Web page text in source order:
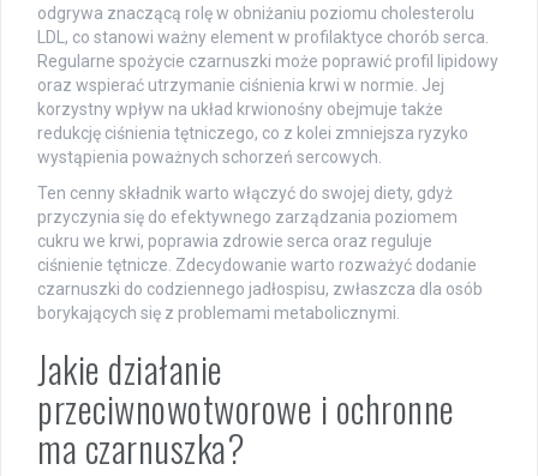
odgrywa znaczącą rolę w obniżaniu poziomu cholesterolu
LDL, co stanowi ważny element w profilaktyce chorób serca.
Regularne spożycie czarnuszki może poprawić profil lipidowy
oraz wspierać utrzymanie ciśnienia krwi w normie. Jej
korzystny wpływ na układ krwionośny obejmuje także
redukcję ciśnienia tętniczego, co z kolei zmniejsza ryzyko
wystąpienia poważnych schorzeń sercowych.
Ten cenny składnik warto włączyć do swojej diety, gdyż
przyczynia się do efektywnego zarządzania poziomem
cukru we krwi, poprawia zdrowie serca oraz reguluje
ciśnienie tętnicze. Zdecydowanie warto rozważyć dodanie
czarnuszki do codziennego jadłospisu, zwłaszcza dla osób
borykających się z problemami metabolicznymi.
Jakie działanie
przeciwnowotworowe i ochronne
ma czarnuszka?